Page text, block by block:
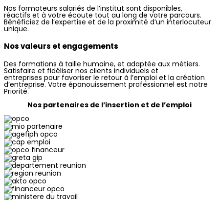
Nos formateurs salariés de l’institut sont disponibles,
réactifs et à votre écoute tout au long de votre parcours.
Bénéficiez de l’expertise et de la proximité d’un interlocuteur
unique.
Nos valeurs et engagements
Des formations à taille humaine, et adaptée aux métiers.
Satisfaire et fidéliser nos clients individuels et
entreprises pour favoriser le retour à l’emploi et la création
d’entreprise. Votre épanouissement professionnel est notre
Priorité.
Nos partenaires de l’insertion et de l’emploi